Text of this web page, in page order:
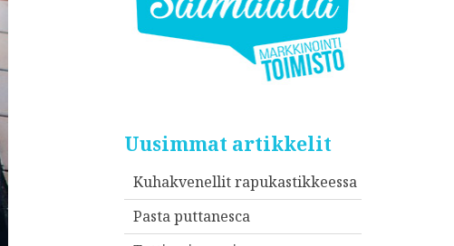
Uusimmat artikkelit
Kuhakvenellit rapukastikkeessa
Pasta puttanesca